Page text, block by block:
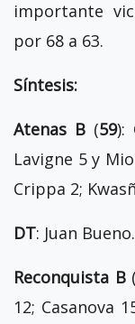
importante
por 68 a 63.
Síntesis:
Atenas B (59):
Lavigne 5 y
Crippa 2;
DT: Juan Bueno.
Reconquista B(
12; Casanova